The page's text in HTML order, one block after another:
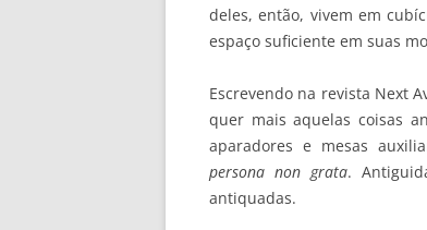
deles, então, vivem em
espaço suficiente em suas
Escrevendo na revista Next
quer mais aquelas coisas
aparadores e mesas
persona non grata.
antiquadas.